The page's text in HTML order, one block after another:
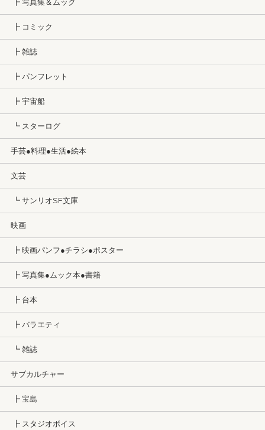
┣ コミック
┣ 雑誌
┣ パンフレット
┣ 宇宙船
┗ スターログ
手芸●料理●生活●絵本
文芸
┗ サンリオSF文庫
映画
┣ 映画パンフ●チラシ●ポスター
┣ 写真集●ムック本●書籍
┣ 台本
┣ バラエティ
┗ 雑誌
サブカルチャー
┣ 宝島
┣ スタジオボイス